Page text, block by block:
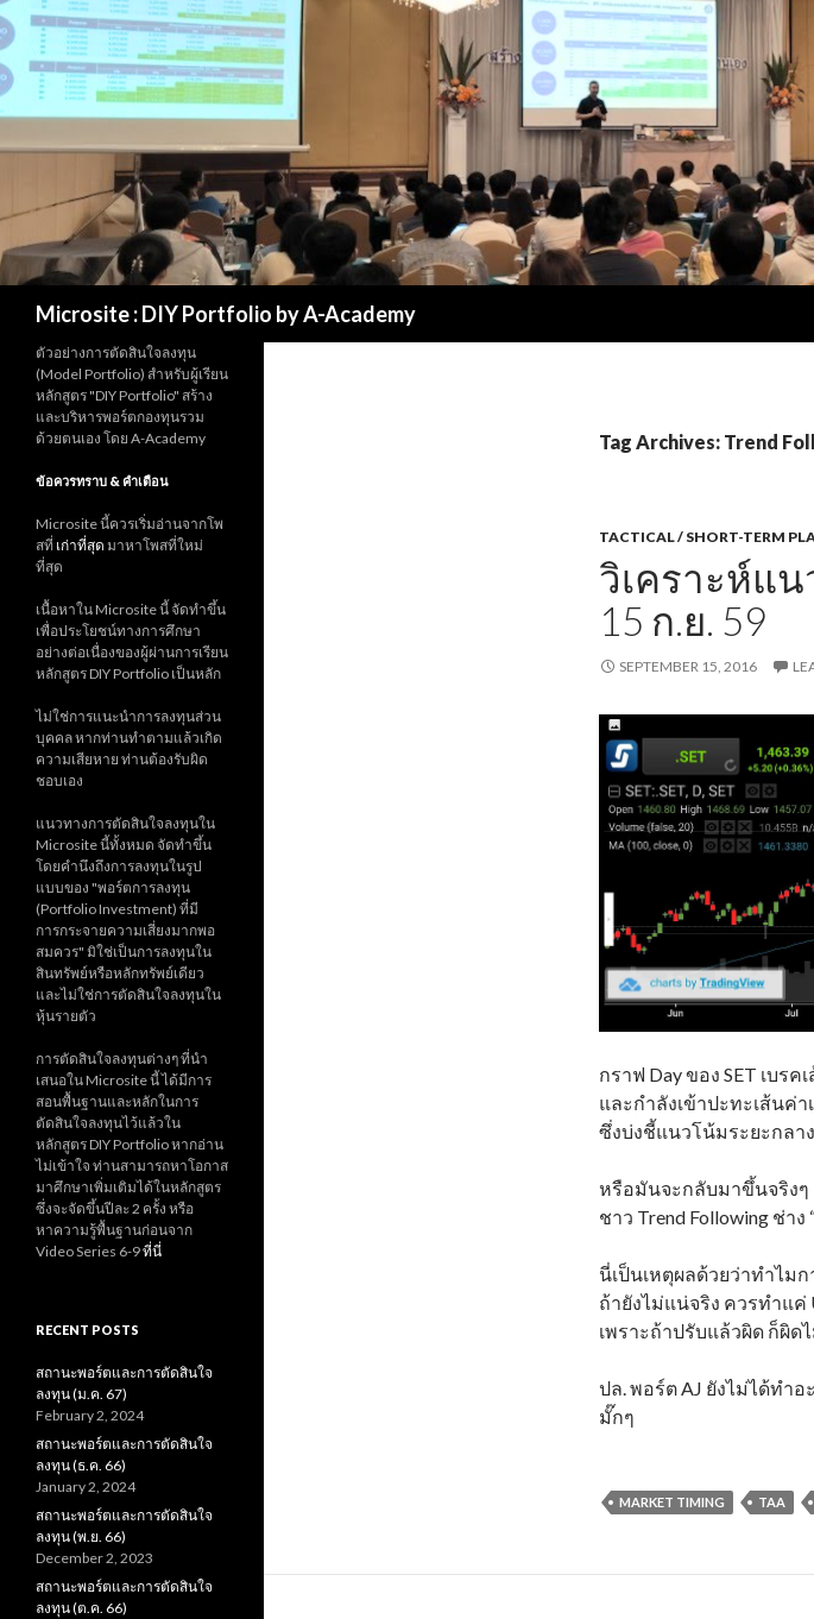
Microsite : DIY Portfolio by A-Academy
Tag Archives: Trend
TACTICAL / SHORT-TERM
วิเคราะห์แน
15 ก.ย. 59
SEPTEMBER 15, 2016
กราฟ Day ของ SET เบร
และกำลังเข้าปะทะเส้นค่
ซึ่งบ่งชี้แนวโน้มระยะกลา
หรือมันจะกลับมาขึ้นจริงๆ
ชาว Trend Following ช่าง
นี่เป็นเหตุผลด้วยว่าทำไม
ถ้ายังไม่แน่จริง ควรทำแค่
เพราะถ้าปรับแล้วผิด ก็ผิ
ปล. พอร์ต AJ ยังไม่ได้ทำอ
มั๊กๆ
MARKET TIMING TAA
ตัวอย่างการตัดสินใจลงทุน
(Model Portfolio) สำหรับผู้เรียน
หลักสูตร "DIY Portfolio" สร้าง
และบริหารพอร์ตกองทุนรวม
ด้วยตนเอง โดย A-Academy
ข้อควรทราบ & คำเตือน
Microsite นี้ควรเริ่มอ่านจากโพ
สที่ เก่าที่สุด มาหาโพสที่ใหม่
ที่สุด
เนื้อหาใน Microsite นี้ จัดทำขึ้น
เพื่อประโยชน์ทางการศึกษา
อย่างต่อเนื่องของผู้ผ่านการเรียน
หลักสูตร DIY Portfolio เป็นหลัก
ไม่ใช่การแนะนำการลงทุนส่วน
บุคคล หากท่านทำตามแล้วเกิด
ความเสียหาย ท่านต้องรับผิด
ชอบเอง
แนวทางการตัดสินใจลงทุนใน
Microsite นี้ทั้งหมด จัดทำขึ้น
โดยคำนึงถึงการลงทุนในรูป
แบบของ "พอร์ตการลงทุน
(Portfolio Investment) ที่มี
การกระจายความเสี่ยงมากพอ
สมควร" มิใช่เป็นการลงทุนใน
สินทรัพย์หรือหลักทรัพย์เดียว
และไม่ใช่การตัดสินใจลงทุนใน
หุ้นรายตัว
การตัดสินใจลงทุนต่างๆ ที่นำ
เสนอใน Microsite นี้ ได้มีการ
สอนพื้นฐานและหลักในการ
ตัดสินใจลงทุนไว้แล้วใน
หลักสูตร DIY Portfolio หากอ่าน
ไม่เข้าใจ ท่านสามารถหาโอกาส
มาศึกษาเพิ่มเติมได้ในหลักสูตร
ซึ่งจะจัดขึ้นปีละ 2 ครั้ง หรือ
หาความรู้พื้นฐานก่อนจาก
Video Series 6-9ที่นี่
RECENT POSTS
สถานะพอร์ตและการตัดสินใจ
ลงทุน (ม.ค. 67)
February 2, 2024
สถานะพอร์ตและการตัดสินใจ
ลงทุน (ธ.ค. 66)
January 2, 2024
สถานะพอร์ตและการตัดสินใจ
ลงทุน (พ.ย. 66)
December 2, 2023
สถานะพอร์ตและการตัดสินใจ
ลงทุน (ต.ค. 66)